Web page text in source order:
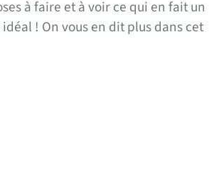
à faire et à voir ce qui en fait un
! On vous en dit plus dans cet